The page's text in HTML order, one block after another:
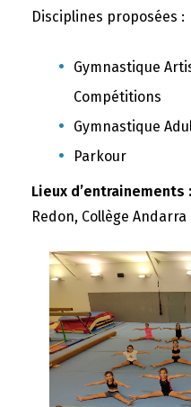
Disciplines proposées :
Gymnastique
Compétitions
Gymnastique
Parkour
Lieux d’entrainements :
Redon, Collège Andarra